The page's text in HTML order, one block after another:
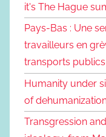
it's The Hague
Pays-Bas : Une
travailleurs en
transports publics
Humanity under
of
Transgression